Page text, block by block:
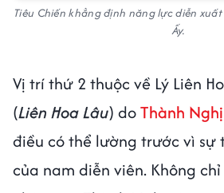
Tiêu Chiến khẳng định năng lực diễn
Ấy.
Vị trí thứ 2 thuộc về Lý Liên
(Liên Hoa Lâu) doThành Nghị
điều có thể lường trước vì sự
của nam diễn viên. Không